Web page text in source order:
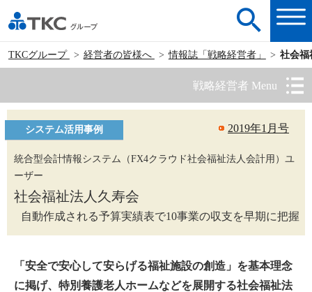
TKCグループ 経営者の皆様へ 情報誌「戦略経営者」 社会福
戦略経営者 Menu
2019年1月号
システム活用事例
統合型会計情報システム（FX4クラウド社会福祉法人会計用）ユ
ーザー
社会福祉法人久寿会
自動作成される予算実績表で10事業の収支を早期に把握
「安全で安心して安らげる福祉施設の創造」を基本理念
に掲げ、特別養護老人ホームなどを展開する社会福祉法